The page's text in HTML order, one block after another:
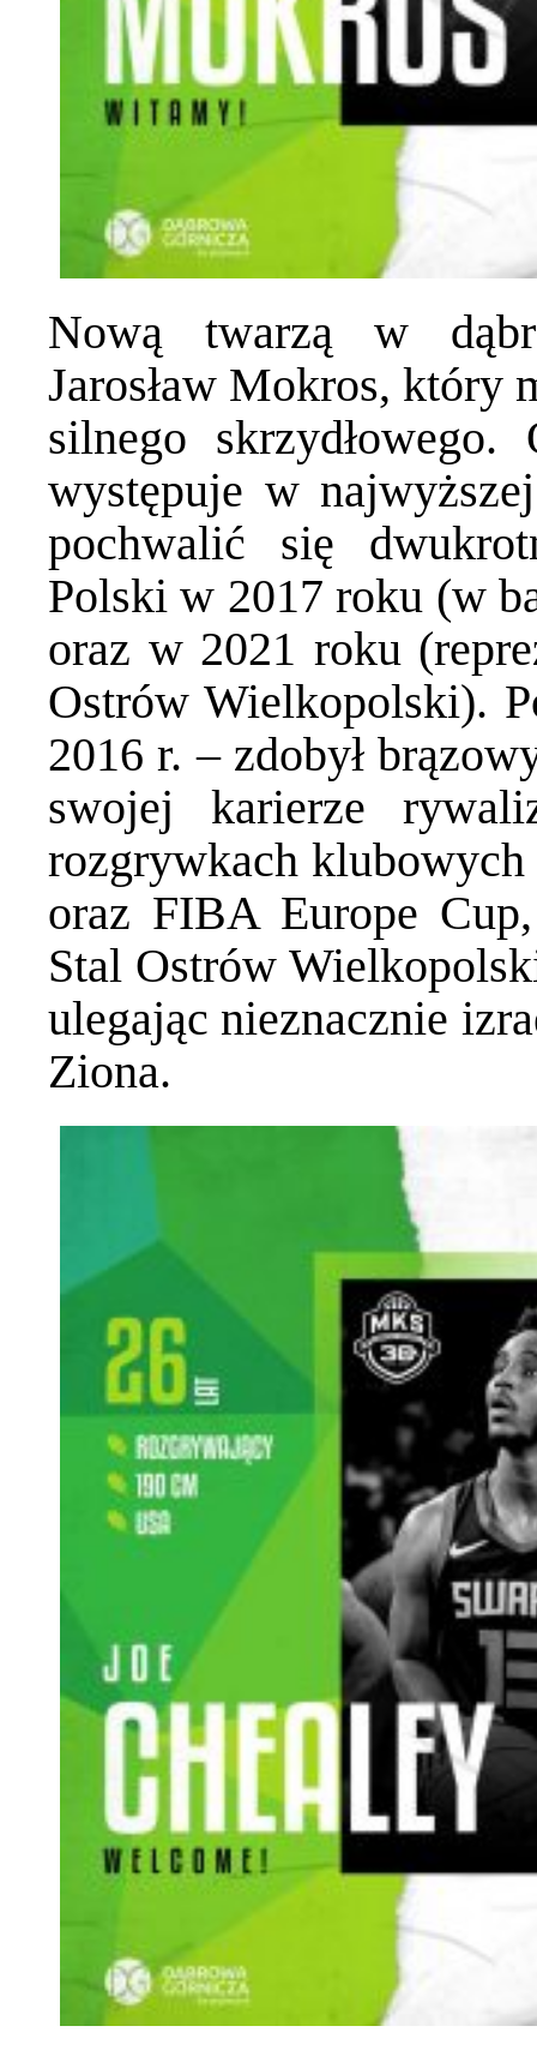
Nową twarzą w
Jarosław Mokros, który
silnego
występuje w
pochwalić się
Polski w 2017 roku (w
oraz w 2021 roku
Ostrów Wielkopolski).
2016 r. – zdobył
swojej karierze
rozgrywkach klubowych
oraz FIBA Europe
Stal Ostrów
ulegając nieznacznie
Ziona.